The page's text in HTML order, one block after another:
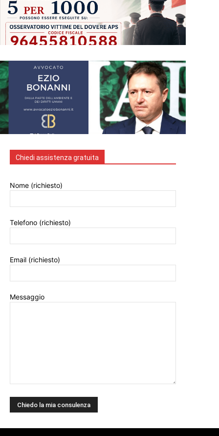
Chiedi assistenza gratuita
Nome (richiesto)
Telefono (richiesto)
Email (richiesto)
Messaggio